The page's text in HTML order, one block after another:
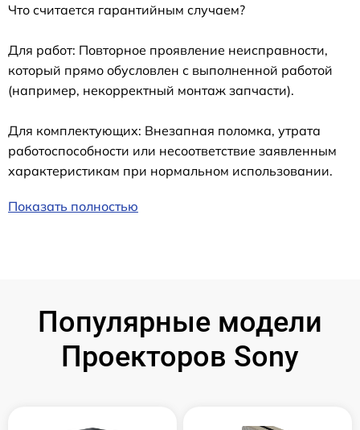
Что считается гарантийным случаем?
Для работ: Повторное проявление неисправности,
который прямо обусловлен с выполненной работой
(например, некорректный монтаж запчасти).
Для комплектующих: Внезапная поломка, утрата
работоспособности или несоответствие заявленным
характеристикам при нормальном использовании.
Показать полностью
Популярные модели
Проекторов Sony